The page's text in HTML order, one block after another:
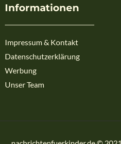
Informationen
Impressum & Kontakt
Datenschutzerklärung
Werbung
Unser Team